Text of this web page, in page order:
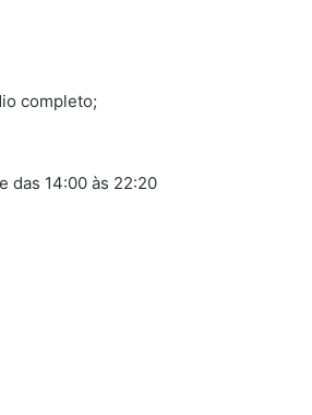
completo;
das 14:00 às 22:20